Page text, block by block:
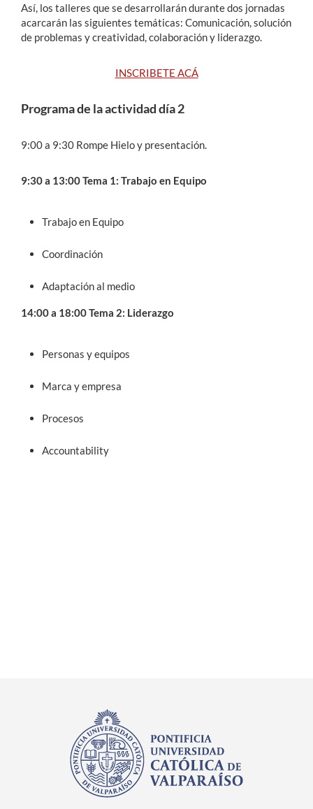
Así, los talleres que se desarrollarán durante dos jornadas
acarcarán las siguientes temáticas: Comunicación, solución
de problemas y creatividad, colaboración y liderazgo.
INSCRIBETE ACÁ
Programa de la actividad día 2
9:00 a 9:30 Rompe Hielo y presentación.
9:30 a 13:00 Tema 1: Trabajo en Equipo
Trabajo en Equipo
Coordinación
Adaptación al medio
14:00 a 18:00 Tema 2: Liderazgo
Personas y equipos
Marca y empresa
Procesos
Accountability